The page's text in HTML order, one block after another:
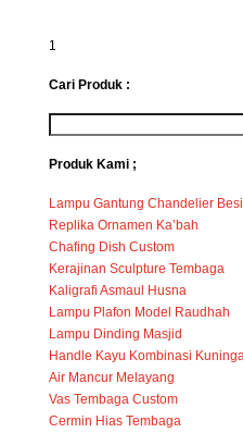
1
Cari Produk :
Produk Kami ;
Lampu Gantung Chandelier Besi
Replika Ornamen Ka’bah
Chafing Dish Custom
Kerajinan Sculpture Tembaga
Kaligrafi Asmaul Husna
Lampu Plafon Model Raudhah
Lampu Dinding Masjid
Handle Kayu Kombinasi
Air Mancur Melayang
Vas Tembaga Custom
Cermin Hias Tembaga